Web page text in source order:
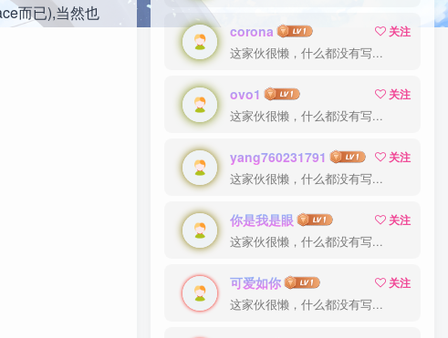
而已),当然也
corona
关注
这家伙很懒，什么都没有写...
ovo1
关注
这家伙很懒，什么都没有写...
yang760231791
关注
这家伙很懒，什么都没有写...
你是我是眼
关注
这家伙很懒，什么都没有写...
可爱如你
关注
这家伙很懒，什么都没有写...